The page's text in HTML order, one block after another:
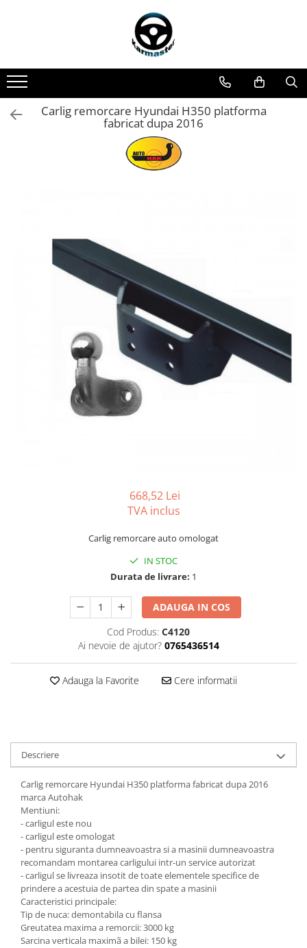
Accesorii carlige de remorcare
Accesorii cutii portbagaj
Accesorii remorci
Amortizoare osie remorci
Carlige Alpine
Carlige Audi
Carlige Cadillac
Carlige Chery
Carlige Chevrolet
Carlige Chrysler
Carlige Infiniti
Carlige Jaecoo
Carlige Jaecoo 5
Carlige Jaecoo 7
Carlige Jaecoo E5
Carlige Jeep
Carlige Kia
Carlige Kia EV4
Carlige Kia EV5
Carlige Kia PV5
Carlige Lada
Carlige Lancia
Carlig remorcare Hyundai H350 platforma
fabricat dupa 2016
668,52 Lei
TVA inclus
Carlig remorcare auto omologat
IN STOC
Durata de livrare: 1
ADAUGA IN COS
Cod Produs: C4120
Ai nevoie de ajutor? 0765436514
Adauga la Favorite Cere informatii
Descriere
Carlig remorcare Hyundai H350 platforma fabricat dupa 2016
marca Autohak
Mentiuni:
- carligul este nou
- carligul este omologat
- pentru siguranta dumneavoastra si a masinii dumneavoastra
recomandam montarea carligului intr-un service autorizat
- carligul se livreaza insotit de toate elementele specifice de
prindere a acestuia de partea din spate a masinii
Caracteristici principale:
Tip de nuca: demontabila cu flansa
Greutatea maxima a remorcii: 3000 kg
Sarcina verticala maximã a bilei: 150 kg